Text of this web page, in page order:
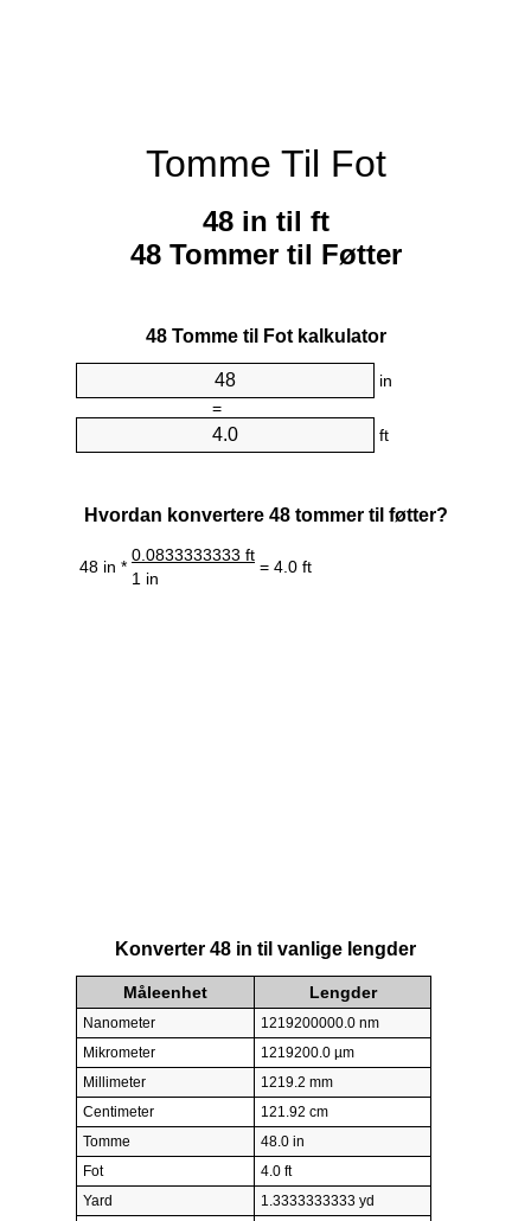
Tomme Til Fot
48 in til ft
48 Tommer til Føtter
48 Tomme til Fot kalkulator
in
=
ft
Hvordan konvertere 48 tommer til føtter?
48 in *
0.0833333333 ft
= 4.0 ft
1 in
Konverter 48 in til vanlige lengder
Måleenhet Lengder
Nanometer
1219200000.0 nm
Mikrometer
1219200.0 µm
Millimeter
1219.2 mm
Centimeter
121.92 cm
Tomme
48.0 in
Fot
4.0 ft
Yard
1.3333333333 yd